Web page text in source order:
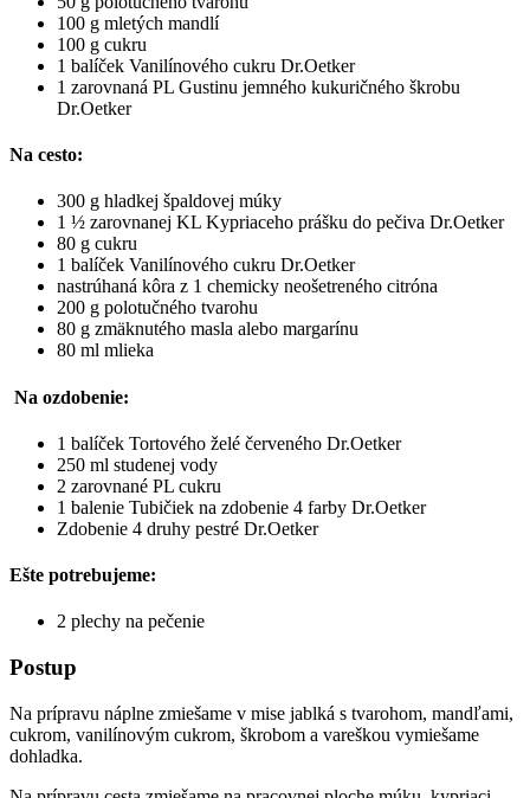
100 g mletých mandlí
100 g cukru
1 balíček Vanilínového cukru Dr.Oetker
1 zarovnaná PL Gustinu jemného kukuričného škrobu
Dr.Oetker
Na cesto:
300 g hladkej špaldovej múky
1 ½ zarovnanej KL Kypriaceho prášku do pečiva Dr.Oetker
80 g cukru
1 balíček Vanilínového cukru Dr.Oetker
nastrúhaná kôra z 1 chemicky neošetreného citróna
200 g polotučného tvarohu
80 g zmäknutého masla alebo margarínu
80 ml mlieka
Na ozdobenie:
1 balíček Tortového želé červeného Dr.Oetker
250 ml studenej vody
2 zarovnané PL cukru
1 balenie Tubičiek na zdobenie 4 farby Dr.Oetker
Zdobenie 4 druhy pestré Dr.Oetker
Ešte potrebujeme:
2 plechy na pečenie
Postup
Na prípravu náplne zmiešame v mise jablká s tvarohom, mandľami,
cukrom, vanilínovým cukrom, škrobom a vareškou vymiešame
dohladka.